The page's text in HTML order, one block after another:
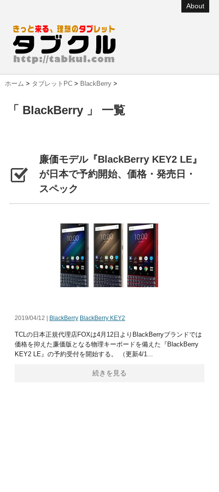
About
ホーム > タブレットPC > BlackBerry >
「 BlackBerry 」 一覧
廉価モデル『BlackBerry KEY2 LE』
が日本で予約開始、価格・発売日・
スペック
2019/04/12 | BlackBerry BlackBerry KEY2
TCLの日本正規代理店FOXは4月12日よりBlackBerryブランドでは
価格を抑えた廉価版となる物理キーボードを備えた『BlackBerry
KEY2 LE』の予約受付を開始する。 （更新4/1...
続きを見る